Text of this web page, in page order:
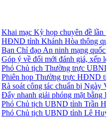
Khai mạc Kỳ họp chuyên đề lần
HĐND tỉnh Khánh Hòa thông
Ban Chỉ đạo An ninh mạng quốc
Góp ý về đổi mới đánh giá, xếp
Phó Chủ tịch Thường trực UBND
Phiên họp Thường trực HĐND
Rà soát công tác chuẩn bị Ngày
Đẩy nhanh giải phóng mặt bằng
Phó Chủ tịch UBND tỉnh Trần
Phó Chủ tịch UBND tỉnh Lê